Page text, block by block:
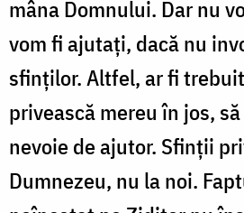
mâna Domnului. Dar nu
vom fi ajutaţi, dacă nu
sfinţilor. Altfel, ar fi
privească mereu în jos,
nevoie de ajutor. Sfinţii
Dumnezeu, nu la noi.